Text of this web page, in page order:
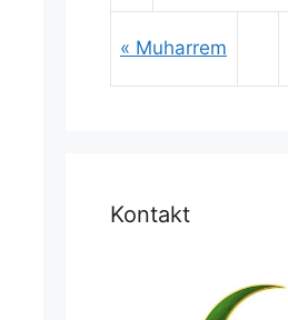
« Muharrem
Kontakt